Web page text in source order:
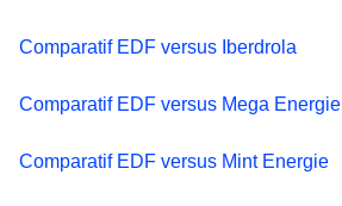
Comparatif EDF versus Iberdrola
Comparatif EDF versus Mega Energie
Comparatif EDF versus Mint Energie